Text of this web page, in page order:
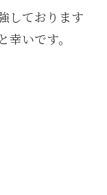
しております
いです。